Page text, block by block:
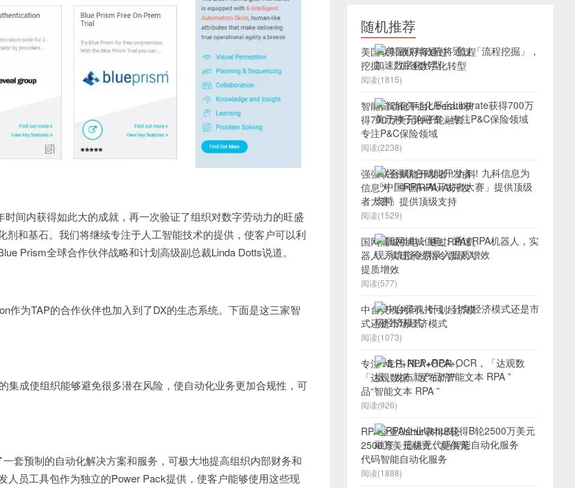
时间内获得如此大的成就，再一次验证了组织对数字劳动力的旺盛
剂和基石。我们将继续专注于人工智能技术的提供，使客户可以利
Prism全球合作伙伴战略和计划高级副总裁Linda Dotts说道。
作为TAP的合作伙伴也加入到了DX的生态系统。下面是这三家智
集成使组织能够避免很多潜在风险，使自动化业务更加合规性，可
套预制的自动化解决方案和服务，可极大地提高组织内部财务和
人员工具包作为独立的Power Pack提供，使客户能够使用这些现
随机推荐
美国联邦政府将通过「流程
挖掘」，加速数字化转型
阅读(1815)
智能自动化平台Liberate获
得700万美元种子轮融资，
专注P&C保险领域
阅读(2238)
强强联合赋能开发者！九科
信息为「中国RPA+AI开发
者大赛」提供顶级支持
阅读(1529)
国网浦城供电：通过RPA机
器人，实现系统指令票录入
提质增效
阅读(577)
中台灵魂拷问，计划经济模
式还是市场经济模式
阅读(1073)
专注 NLP+RPA+OCR，
「达观数据」发布新产
品“智能文本 RPA ”
阅读(926)
RPA企业Ushur获得B轮
2500万美元融资，提供无
代码智能自动化服务
阅读(1888)